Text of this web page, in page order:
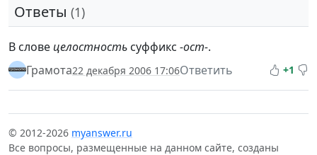
Ответы (1)
В слове целостность суффикс -ост-.
Грамота22 декабря 2006 17:06Ответить +1
© 2012-2026 myanswer.ru
Все вопросы, размещенные на данном сайте, созданы